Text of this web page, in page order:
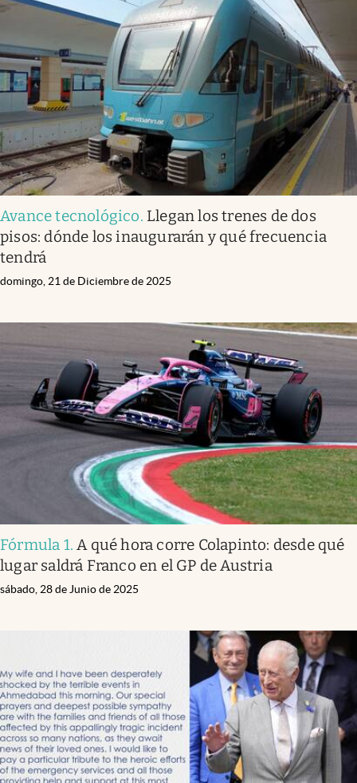
Avance tecnológico. Llegan los trenes de dos
pisos: dónde los inaugurarán y qué frecuencia
tendrá
domingo, 21 de Diciembre de 2025
Fórmula 1.A qué hora corre Colapinto: desde qué
lugar saldrá Franco en el GP de Austria
sábado, 28 de Junio de 2025